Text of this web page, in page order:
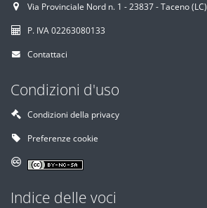
Via Provinciale Nord n. 1 - 23837 - Taceno
P. IVA 02263080133
Contattaci
Condizioni d'uso
Condizioni della privacy
Preferenze cookie
Indice delle voci